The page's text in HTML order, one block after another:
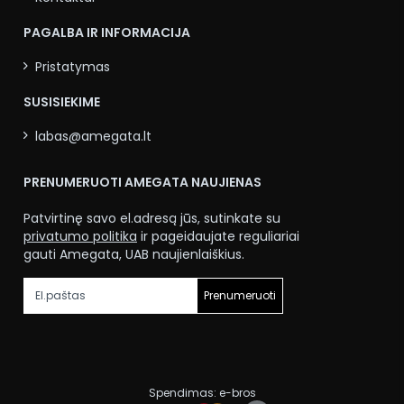
PAGALBA IR INFORMACIJA
Pristatymas
SUSISIEKIME
labas@amegata.lt
PRENUMERUOTI AMEGATA NAUJIENAS
Patvirtinę savo el.adresą jūs, sutinkate su
privatumo politika ir pageidaujate reguliariai
gauti Amegata, UAB naujienlaiškius.
Prenumeruoti
Spendimas: e-bros